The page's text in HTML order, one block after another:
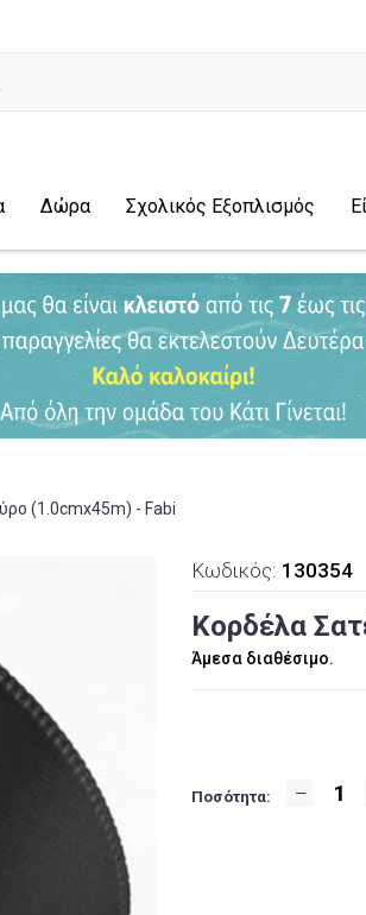
Δώρα Σχολικός Εξοπλισμός
(1.0cmx45m) - Fabi
Κωδικός: 130354
Κορδέλα
Άμεσα διαθέσιμο.
Ποσότητα: